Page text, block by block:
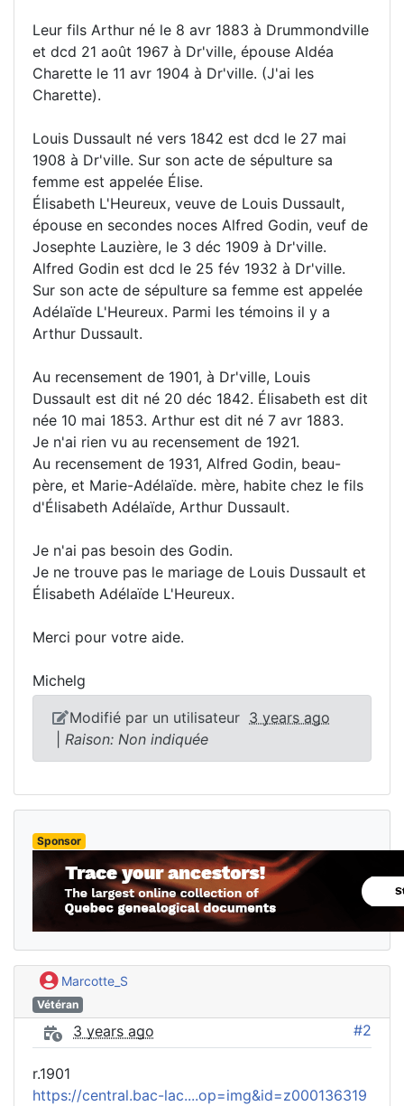
Leur fils Arthur né le 8 avr 1883 à Drummondville
et dcd 21 août 1967 à Dr'ville, épouse Aldéa
Charette le 11 avr 1904 à Dr'ville. (J'ai les
Charette).
Louis Dussault né vers 1842 est dcd le 27 mai
1908 à Dr'ville. Sur son acte de sépulture sa
femme est appelée Élise.
Élisabeth L'Heureux, veuve de Louis Dussault,
épouse en secondes noces Alfred Godin, veuf de
Josephte Lauzière, le 3 déc 1909 à Dr'ville.
Alfred Godin est dcd le 25 fév 1932 à Dr'ville.
Sur son acte de sépulture sa femme est appelée
Adélaïde L'Heureux. Parmi les témoins il y a
Arthur Dussault.
Au recensement de 1901, à Dr'ville, Louis
Dussault est dit né 20 déc 1842. Élisabeth est dit
née 10 mai 1853. Arthur est dit né 7 avr 1883.
Je n'ai rien vu au recensement de 1921.
Au recensement de 1931, Alfred Godin, beau-
père, et Marie-Adélaïde. mère, habite chez le fils
d'Élisabeth Adélaïde, Arthur Dussault.
Je n'ai pas besoin des Godin.
Je ne trouve pas le mariage de Louis Dussault et
Élisabeth Adélaïde L'Heureux.
Merci pour votre aide.
Michelg
Modifié par un utilisateur 3 years ago
Raison: Non indiquée
Sponsor
Marcotte_S
Vétéran
3 years ago #2
r.1901
https://central.bac-lac....op=img&id=z000136319